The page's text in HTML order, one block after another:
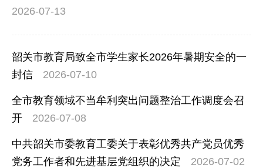
2026-07-13
韶关市教育局致全市学生家长2026年暑期安全的一
封信
2026-07-10
全市教育领域不当牟利突出问题整治工作调度会召
开
2026-07-08
中共韶关市委教育工委关于表彰优秀共产党员优秀
党务工作者和先进基层党组织的决定
2026-07-02